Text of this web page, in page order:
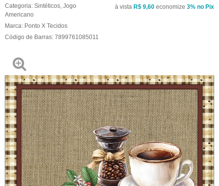
Categoria: Sintéticos, Jogo
Americano
Marca: Ponto X Tecidos
Código de Barras: 7899761085011
à vista R$ 9,60 economize 3% no Pix